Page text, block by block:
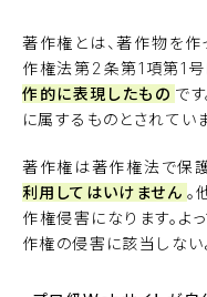
著作権とは、著作物を作
作権法第2条第1項第1号
作的に表現したもの で
に属するものとされていま
著作権は著作権法で保護
利用してはいけません 。
作権侵害になります。よ
作権の侵害に該当しない